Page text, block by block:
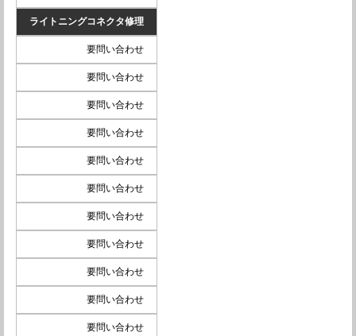
ライトニングコネクタ修理
要問い合わせ
要問い合わせ
要問い合わせ
要問い合わせ
要問い合わせ
要問い合わせ
要問い合わせ
要問い合わせ
要問い合わせ
要問い合わせ
要問い合わせ